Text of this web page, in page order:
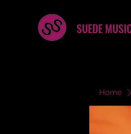
SUEDE
Home